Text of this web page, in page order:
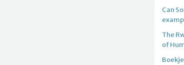
Can
The
of